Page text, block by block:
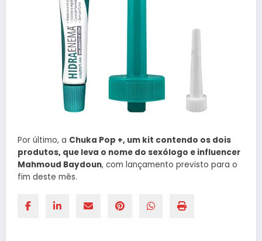
Por último, a Chuka Pop +, um kit contendo os dois
produtos, que leva o nome do sexólogo e influencer
Mahmoud Baydoun, com lançamento previsto para o
fim deste mês.